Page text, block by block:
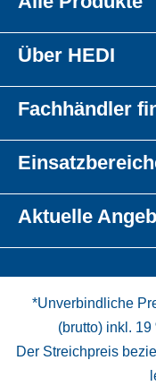
Über HEDI
Fachhändler
Aktuelle
*Unverbindliche
(brutto) inkl.
Der Streichpreis